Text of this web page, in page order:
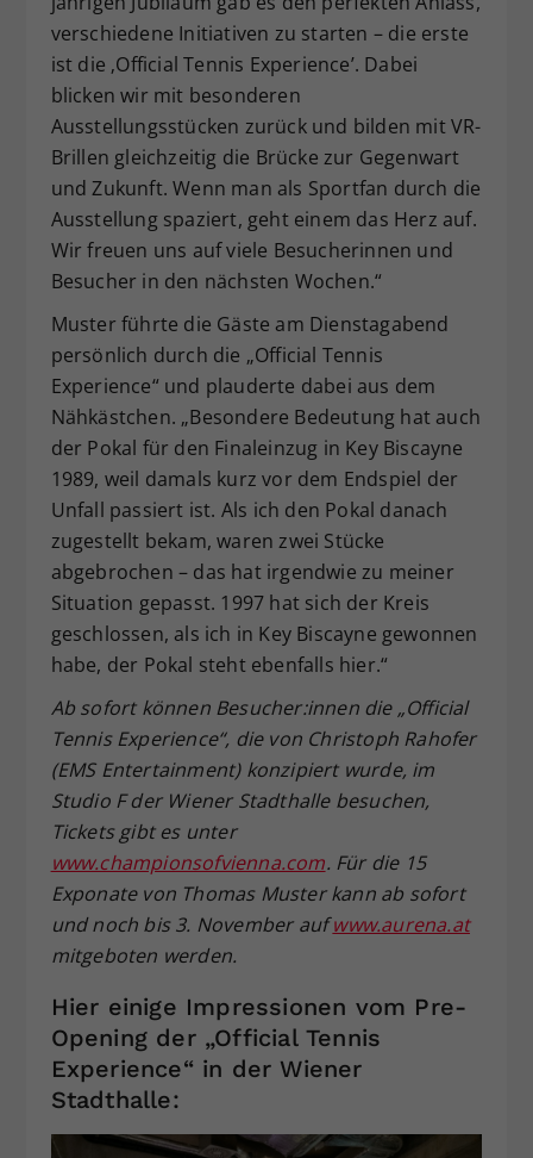
verschiedene Initiativen zu starten – die erste
ist die ‚Official Tennis Experience’. Dabei
blicken wir mit besonderen
Ausstellungsstücken zurück und bilden mit VR-
Brillen gleichzeitig die Brücke zur Gegenwart
und Zukunft. Wenn man als Sportfan durch die
Ausstellung spaziert, geht einem das Herz auf.
Wir freuen uns auf viele Besucherinnen und
Besucher in den nächsten Wochen.“
Muster führte die Gäste am Dienstagabend
persönlich durch die „Official Tennis
Experience“ und plauderte dabei aus dem
Nähkästchen. „Besondere Bedeutung hat auch
der Pokal für den Finaleinzug in Key Biscayne
1989, weil damals kurz vor dem Endspiel der
Unfall passiert ist. Als ich den Pokal danach
zugestellt bekam, waren zwei Stücke
abgebrochen – das hat irgendwie zu meiner
Situation gepasst. 1997 hat sich der Kreis
geschlossen, als ich in Key Biscayne gewonnen
habe, der Pokal steht ebenfalls hier.“
Ab sofort können Besucher:innen die „Official
Tennis Experience“, die von Christoph Rahofer
(EMS Entertainment) konzipiert wurde, im
Studio F der Wiener Stadthalle besuchen,
Tickets gibt es unter
www.championsofvienna.com. Für die 15
Exponate von Thomas Muster kann ab sofort
und noch bis 3. November aufwww.aurena.at
mitgeboten werden.
Hier einige Impressionen vom Pre-
Opening der „Official Tennis
Experience“ in der Wiener
Stadthalle: